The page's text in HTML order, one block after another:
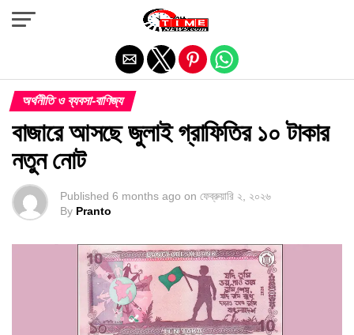
অর্থনীতি ও ব্যবসা-বাণিজ্য
বাজারে আসছে জুলাই গ্রাফিতির ১০ টাকার
নতুন নোট
Published 6 months ago on ফেব্রুয়ারি ২, ২০২৬
By Pranto
Exit mobile version